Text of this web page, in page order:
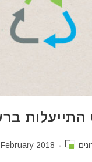
התייעלות
4 בFebruary 2018